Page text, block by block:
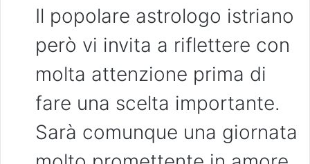
Il popolare astrologo istriano
però vi invita a riflettere con
molta attenzione prima di
fare una scelta importante.
Sarà comunque una giornata